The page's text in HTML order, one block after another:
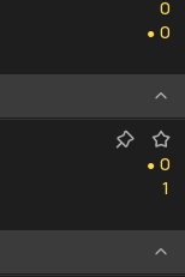
0
●
0
0
●
0
0
1
1